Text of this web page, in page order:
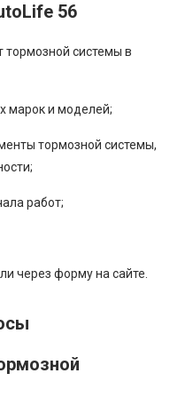
56
тормозной системы в
марок и моделей;
тормозной системы,
работ;
через форму на сайте.